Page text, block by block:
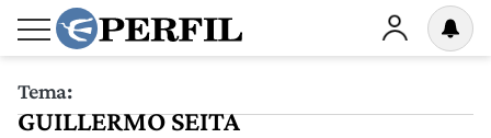
Tema:
GUILLERMO SEITA